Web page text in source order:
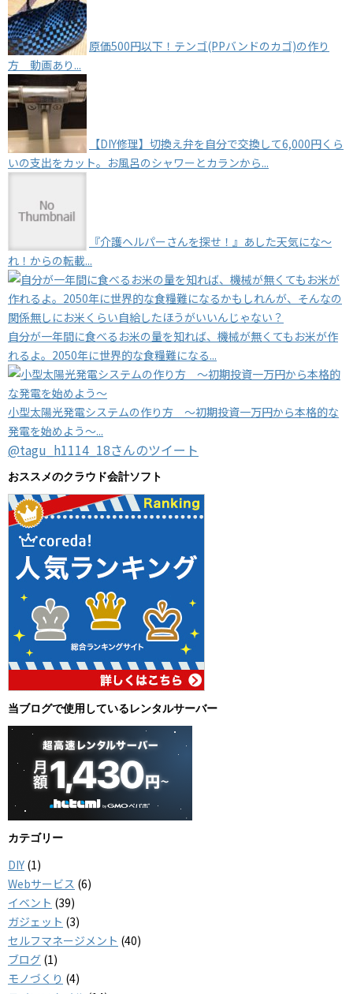
原価500円以下！テンゴ(PPバンドのカゴ)の作り
方 動画あり...
【DIY修理】切換え弁を自分で交換して6,000円くら
いの支出をカット。お風呂のシャワーとカランから...
『介護ヘルパーさんを探せ！』あした天気にな～
れ！からの転載...
自分が一年間に食べるお米の量を知れば、機械が無くてもお米が作
れるよ。2050年に世界的な食糧難になる...
小型太陽光発電システムの作り方 ～初期投資一万円から本格的な
発電を始めよう～...
@tagu_h1114_18さんのツイート
おススメのクラウド会計ソフト
当ブログで使用しているレンタルサーバー
カテゴリー
DIY (1)
Webサービス (6)
イベント (39)
ガジェット (3)
セルフマネージメント (40)
ブログ (1)
モノづくり (4)